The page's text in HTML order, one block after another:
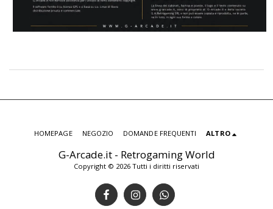
G-Arcade.it - Retrogaming World
Copyright © 2026 Tutti i diritti riservati
HOMEPAGE NEGOZIO DOMANDE FREQUENTI ALTRO